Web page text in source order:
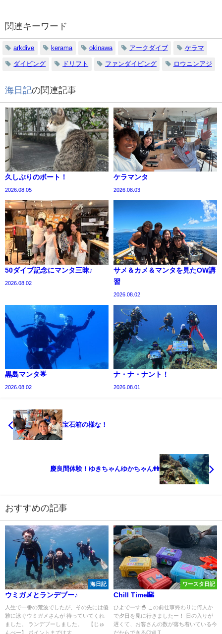
関連キーワード
arkdive kerama okinawa アークダイブ ケラマ
ダイビング ドリフト ファンダイビング ロウニンアジ
海日記の関連記事
久しぶりのボート！
2026.08.05
ケラマンタ
2026.08.03
50ダイブ記念にマンタ三昧♪
2026.08.02
サメ＆カメ＆マンタを見たOW講
習
2026.08.02
黒島マンタ🌟
2026.08.02
ナ・ナ・ナント！
2026.08.01
宝石箱の様な！
慶良間体験！ゆきちゃんゆかちゃん👭
おすすめの記事
海日記
ウミガメとランデブー♪
人生で一番の荒波でしたが、その先には優
雅に泳ぐウミガメさんが 待っていてくれ
ました。 ランデブーしました。 【じゅ
んぺー】 ポイントまでは大...
ワースタ日記
Chill Time🌇
ひよでーす🐣 この前仕事終わりに何人か
で夕日を見に行きましたー！ 日の入りが
遅くて、お客さんの数が落ち着いている今
だからできるChill T...